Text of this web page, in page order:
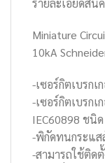
Miniature
10kA
-เซอร์กิตเบรก
-เซอร์กิตเบรก
IEC60898 ชนิ
-พิกัดทนกระแส
-สามารถใช้ติด